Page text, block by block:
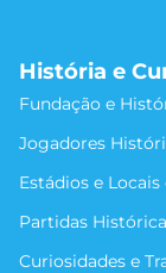
História e
Fundação e
Jogadores
Estádios e
Partidas
Curiosidades e